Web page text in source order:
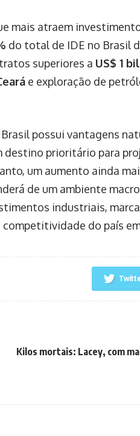
mais atraem
do total de IDE no Brasil
superiores a US$ 1
e exploração de
possui vantagens
prioritário para
um aumento ainda
de um ambiente
industriais,
do país
Kilos mortais: Lacey, com